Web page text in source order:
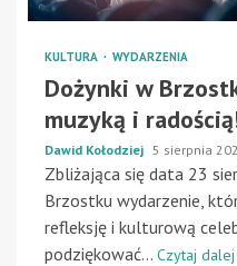
KULTURA WYDARZENIA
Dożynki w
muzyką i
Dawid Kołodziej 5 sierpnia
Zbliżająca się data 23
Brzostku wydarzenie,
refleksję i kulturową
podziękować... Czytaj dalej